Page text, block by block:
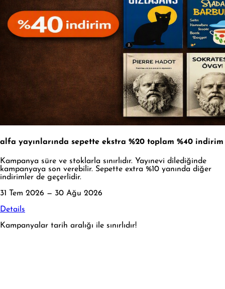
alfa yayınlarında sepette ekstra %20 toplam %40 indirim
Kampanya süre ve stoklarla sınırlıdır. Yayınevi dilediğinde
kampanyaya son verebilir. Sepette extra %10 yanında diğer
indirimler de geçerlidir.
31 Tem 2026 — 30 Ağu 2026
Details
Kampanyalar tarih aralığı ile sınırlıdır!